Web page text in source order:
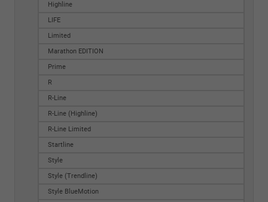
Highline
LIFE
Limited
Marathon EDITION
Prime
R
R-Line
R-Line (Highline)
R-Line Limited
Startline
Style
Style (Trendline)
Style BlueMotion